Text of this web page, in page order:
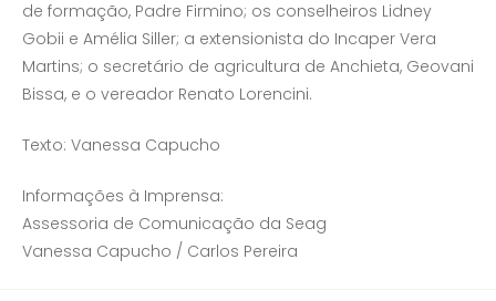
de formação, Padre Firmino; os conselheiros Lidney
Gobii e Amélia Siller; a extensionista do Incaper Vera
Martins; o secretário de agricultura de Anchieta, Geovani
Bissa, e o vereador Renato Lorencini.
Texto: Vanessa Capucho
Informações à Imprensa:
Assessoria de Comunicação da Seag
Vanessa Capucho / Carlos Pereira